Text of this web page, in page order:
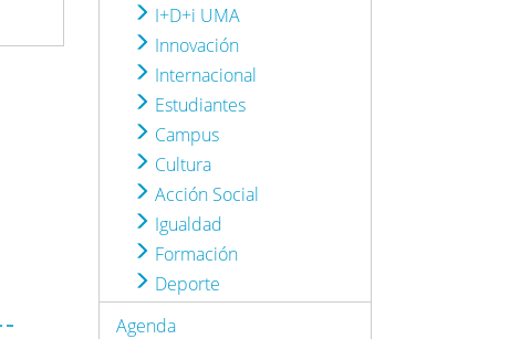
I+D+i UMA
Innovación
Internacional
Estudiantes
Campus
Cultura
Acción Social
Igualdad
Formación
Deporte
Agenda